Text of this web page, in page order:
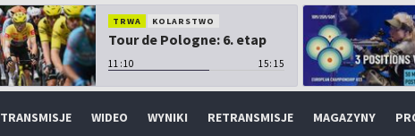
TRWA KOLARSTWO
Tour de Pologne: 6. etap
11:10 15:15
TRANSMISJE WIDEO WYNIKI RETRANSMISJE MAGAZYNY